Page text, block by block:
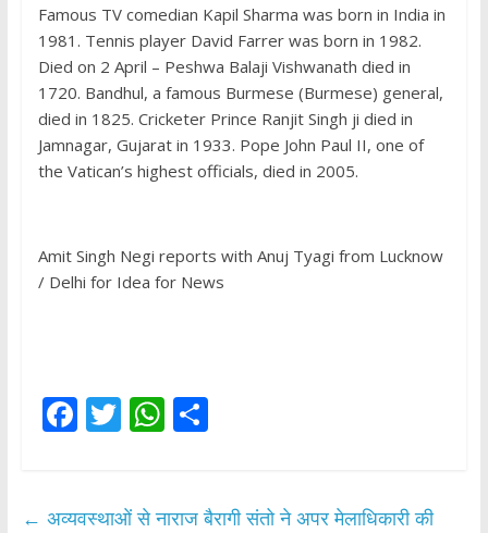
Famous TV comedian Kapil Sharma was born in India in
1981. Tennis player David Farrer was born in 1982.
Died on 2 April – Peshwa Balaji Vishwanath died in
1720. Bandhul, a famous Burmese (Burmese) general,
died in 1825. Cricketer Prince Ranjit Singh ji died in
Jamnagar, Gujarat in 1933. Pope John Paul II, one of
the Vatican’s highest officials, died in 2005.
Amit Singh Negi reports with Anuj Tyagi from Lucknow
/ Delhi for Idea for News
F
b
T
er
W
s
S
e
← अव्यवस्थाओं से नाराज बैरागी संतो ने अपर मेलाधिकारी की